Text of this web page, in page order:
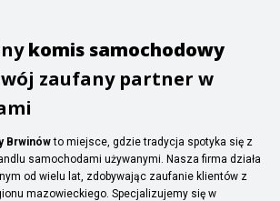
komis samochodowy
zaufany partner w
Brwinówto miejsce, gdzie tradycja spotyka się z
samochodami używanymi. Nasza firma działa
od wielu lat, zdobywając zaufanie klientów z
mazowieckiego. Specjalizujemy się w